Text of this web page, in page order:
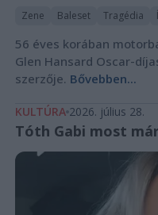
Zene Baleset Tragédia
56 éves korában
Glen Hansard Oscar-
szerzője. Bővebben...
KULTÚRA 2026. július 28.
Tóth Gabi most